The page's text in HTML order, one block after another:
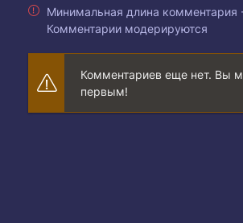
Минимальная длина комментария
Комментарии модерируются
Комментариев еще нет. Вы
первым!